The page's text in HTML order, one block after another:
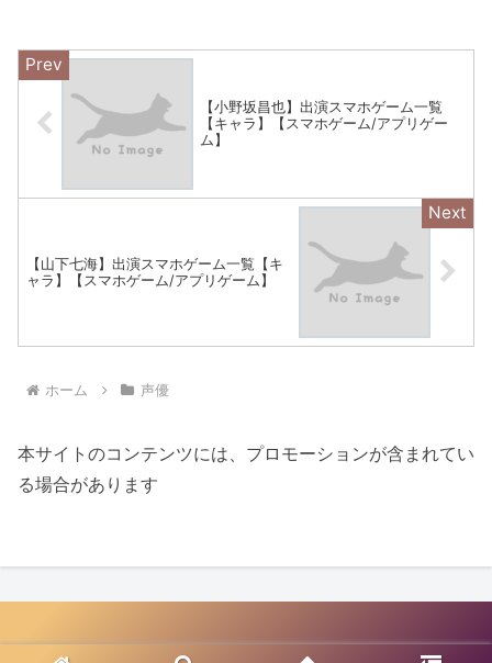
【小野坂昌也】出演スマホゲーム一覧
【キャラ】【スマホゲーム/アプリゲー
ム】
【山下七海】出演スマホゲーム一覧【キ
ャラ】【スマホゲーム/アプリゲーム】
ホーム 声優
本サイトのコンテンツには、プロモーションが含まれてい
る場合があります